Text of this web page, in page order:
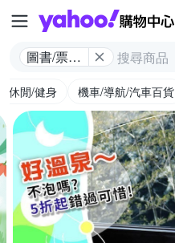
圖書/票券/
/休閒/健身 機車/導航/汽車百貨